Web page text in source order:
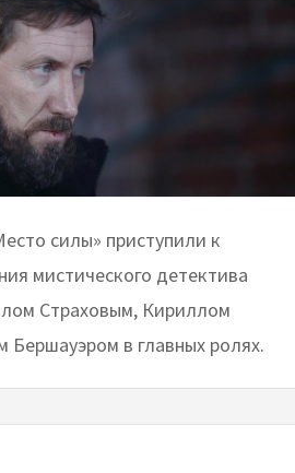
силы» приступили к
мистического детектива
Страховым, Кириллом
Бершауэром в главных ролях.